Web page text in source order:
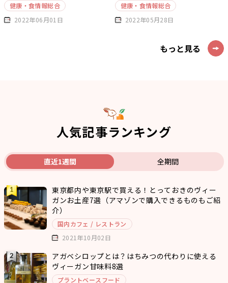
健康・食情報総合
2022年06月01日
健康・食情報総合
2022年05月28日
もっと見る
人気記事ランキング
直近1週間 全期間
東京都内や東京駅で買える！とっておきのヴィー
ガンお土産7選（アマゾンで購入できるものもご紹
介）
国内カフェ / レストラン
2021年10月02日
アガベシロップとは？はちみつの代わりに使える
ヴィーガン甘味料8選
プラントベースフード